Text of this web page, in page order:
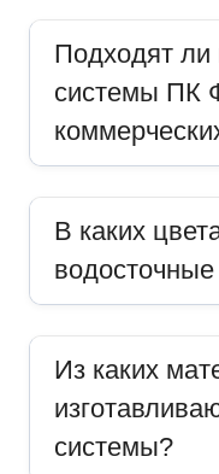
Подходят ли
системы ПК
В каких
Из каких
системы?